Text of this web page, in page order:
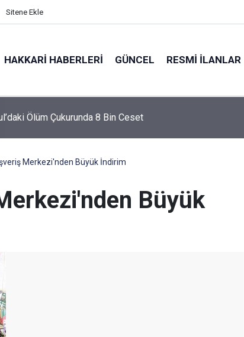
Sitene Ekle
HAKKARI HABERLERI GÜNCEL RESMI İLANLAR
Tigran anıldı
Merkezi'nden Büyük İndirim
Büyük